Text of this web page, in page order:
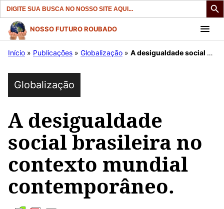
Search
for:
Pular
para
conteúdo
NOSSO FUTURO ROUBADO
Início » Publicações » Globalização » A desigualdade social brasileira no contexto mundial contemporâneo.
Globalização
A desigualdade
social brasileira no
contexto mundial
contemporâneo.